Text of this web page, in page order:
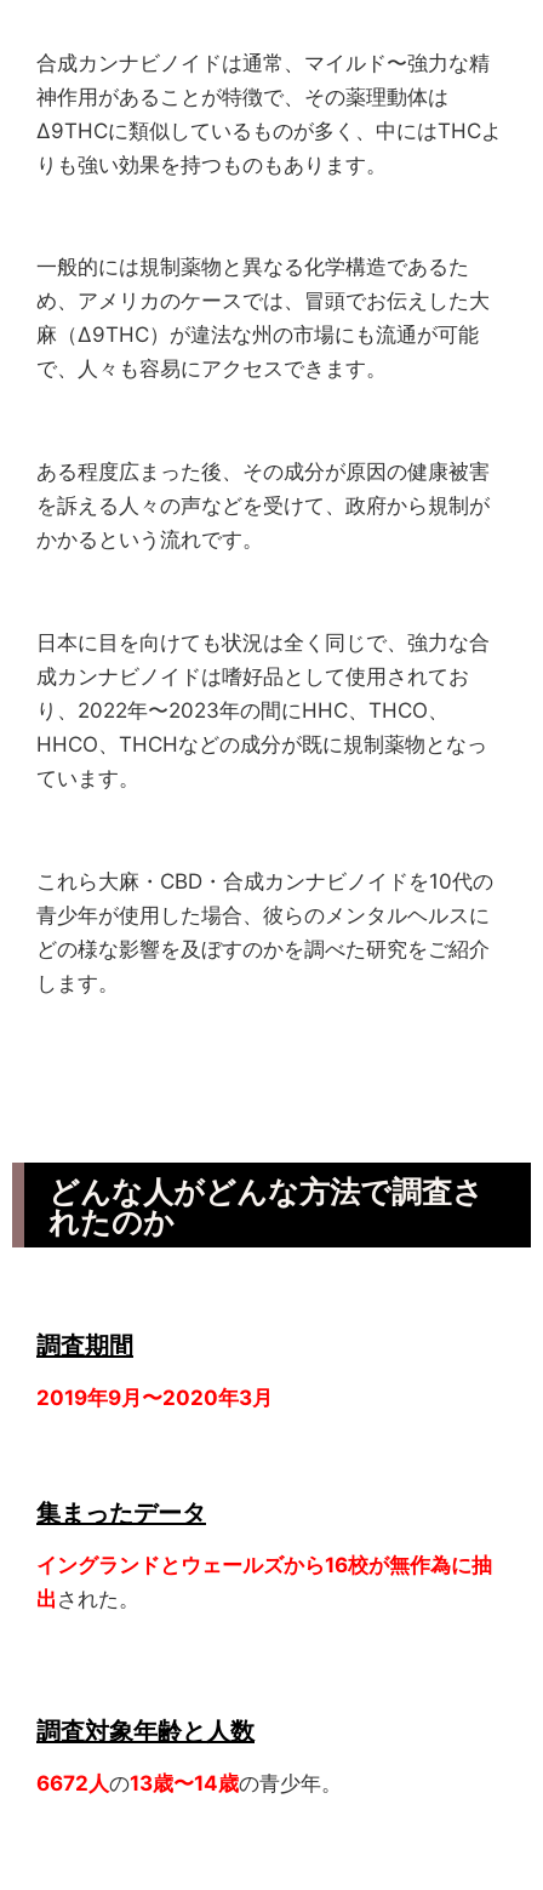
合成カンナビノイドは通常、マイルド〜強力な精
神作用があることが特徴で、その薬理動体は
Δ9THCに類似しているものが多く、中にはTHCよ
りも強い効果を持つものもあります。
一般的には規制薬物と異なる化学構造であるた
め、アメリカのケースでは、冒頭でお伝えした大
麻（Δ9THC）が違法な州の市場にも流通が可能
で、人々も容易にアクセスできます。
ある程度広まった後、その成分が原因の健康被害
を訴える人々の声などを受けて、政府から規制が
かかるという流れです。
日本に目を向けても状況は全く同じで、強力な合
成カンナビノイドは嗜好品として使用されてお
り、2022年〜2023年の間にHHC、THCO、
HHCO、THCHなどの成分が既に規制薬物となっ
ています。
これら大麻・CBD・合成カンナビノイドを10代の
青少年が使用した場合、彼らのメンタルヘルスに
どの様な影響を及ぼすのかを調べた研究をご紹介
します。
どんな人がどんな方法で調査さ
れたのか
調査期間
2019年9月〜2020年3月
集まったデータ
イングランドとウェールズから16校が無作為に抽
出 された。
調査対象年齢と人数
6672人の13歳〜14歳の青少年。